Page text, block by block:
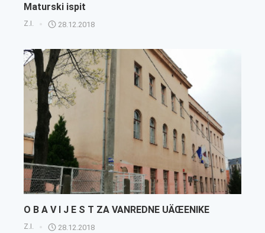
Maturski ispit
Z.I. 28.12.2018
O B A V I J E S T ZA VANREDNE UÄŒENIKE
Z.I. 28.12.2018